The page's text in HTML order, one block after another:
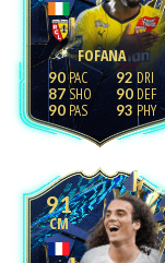
FOFANA
90
87
90
92
90
93
91
CM